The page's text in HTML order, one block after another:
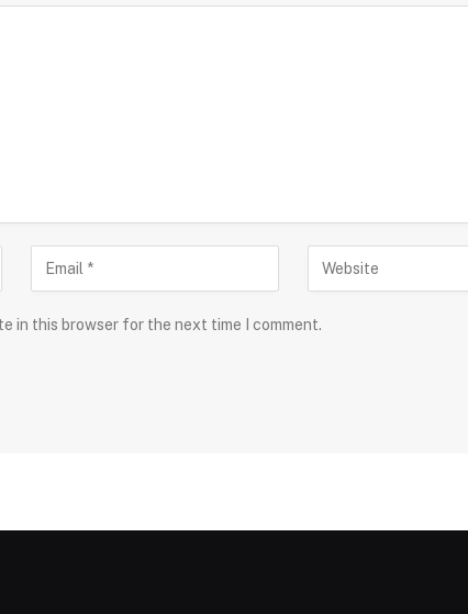
in this browser for the next time I comment.